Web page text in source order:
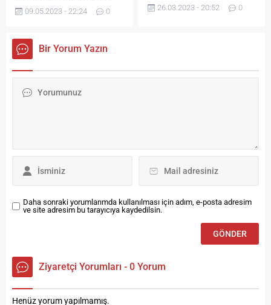
Alanı’nı tüm boyutlarıyla
tanıtmak üzere hazırlanan
itibariyle yayına geçti.
09.05.2023 - 22:24 0
kullanıcılarıyla buluştu.
26.03.2023 - 20:52 0
Bir Yorum Yazın
Daha sonraki yorumlarımda kullanılması için adım, e-posta adresim
ve site adresim bu tarayıcıya kaydedilsin.
Ziyaretçi Yorumları - 0 Yorum
Henüz yorum yapılmamış.